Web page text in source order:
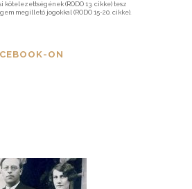
(RODO 13. cikke) tesz
megillető jogokkal (RODO 15-20. cikke).
ON